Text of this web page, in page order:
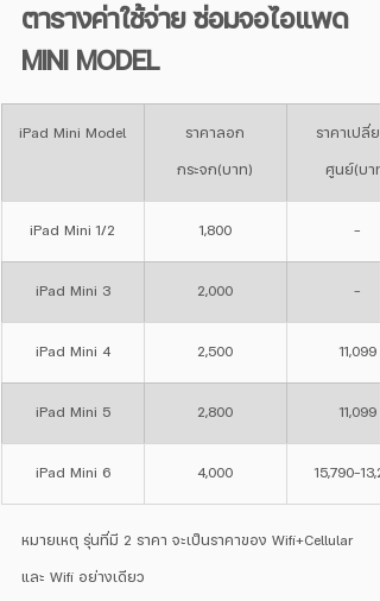
ตารางค่าใช้จ่าย ซ่อมจอไอแพด
MINI MODEL
iPad Mini Model
ราคาลอก
กระจก(บาท)
ราคาเปลี่ย
ศูนย์(บาท)
iPad Mini 1/2 1,800 -
iPad Mini 3 2,000 -
iPad Mini 4 2,500 11,099
iPad Mini 5 2,800 11,099
iPad Mini 6 4,000 15,790-
หมายเหตุ รุ่นที่มี 2 ราคา จะเป็นราคาของ Wifi+Cellular
และ Wifi อย่างเดียว